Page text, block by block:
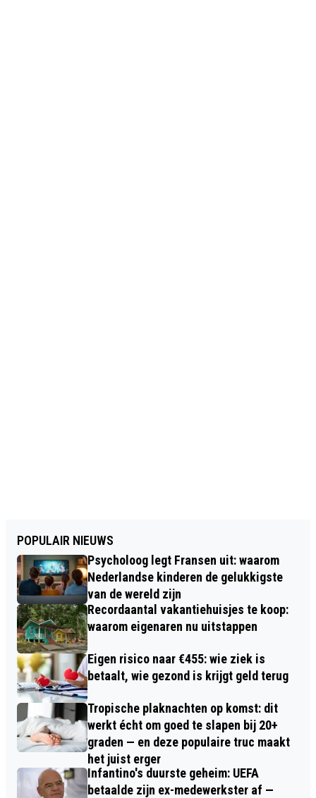
POPULAIR NIEUWS
Psycholoog legt Fransen uit: waarom
Nederlandse kinderen de gelukkigste
van de wereld zijn
Recordaantal vakantiehuisjes te koop:
waarom eigenaren nu uitstappen
Eigen risico naar €455: wie ziek is
betaalt, wie gezond is krijgt geld terug
Tropische plaknachten op komst: dit
werkt écht om goed te slapen bij 20+
graden — en deze populaire truc maakt
het juist erger
Infantino's duurste geheim: UEFA
betaalde zijn ex-medewerkster af —